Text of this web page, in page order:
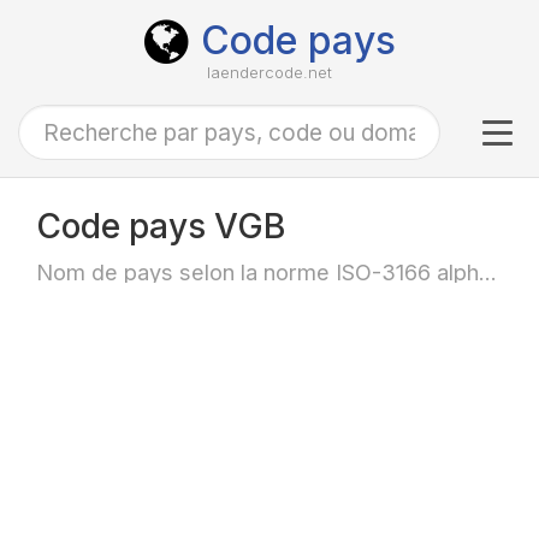
Code pays
laendercode.net
Code pays VGB
Nom de pays selon la norme ISO-3166 alpha-3